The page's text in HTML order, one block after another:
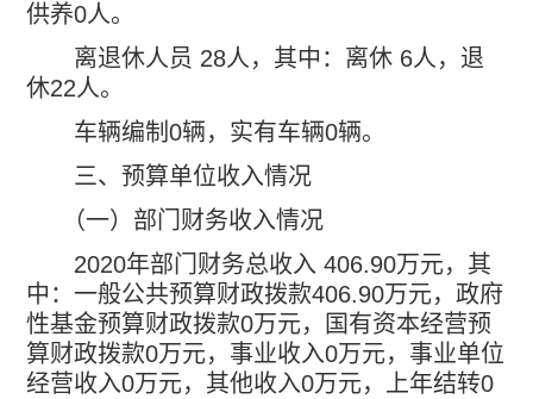
供养0人。
离退休人员 28人，其中：离休 6人，退
休22人。
车辆编制0辆，实有车辆0辆。
三、预算单位收入情况
（一）部门财务收入情况
2020年部门财务总收入 406.90万元，其
中：一般公共预算财政拨款406.90万元，政府
性基金预算财政拨款0万元，国有资本经营预
算财政拨款0万元，事业收入0万元，事业单位
经营收入0万元，其他收入0万元，上年结转0